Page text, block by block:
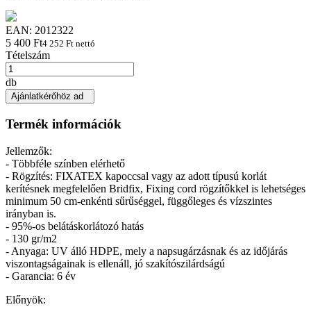
EAN: 2012322
5 400 Ft4 252 Ft nettó
Tételszám
db
Ajánlatkérőhöz ad
Termék információk
Jellemzők:
- Többféle színben elérhető
- Rögzítés: FIXATEX kapoccsal vagy az adott típusú korlát
kerítésnek megfelelően Bridfix, Fixing cord rögzítőkkel is lehetséges
minimum 50 cm-enkénti sűrűséggel, függőleges és vízszintes
irányban is.
- 95%-os belátáskorlátozó hatás
- 130 gr/m2
- Anyaga: UV álló HDPE, mely a napsugárzásnak és az időjárás
viszontagságainak is ellenáll, jó szakítószilárdságú
- Garancia: 6 év
Előnyök: